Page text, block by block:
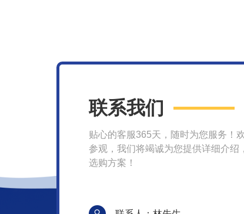
联系我们
贴心的客服365天，随时为您服务！
参观，我们将竭诚为您提供详细介绍
选购方案！